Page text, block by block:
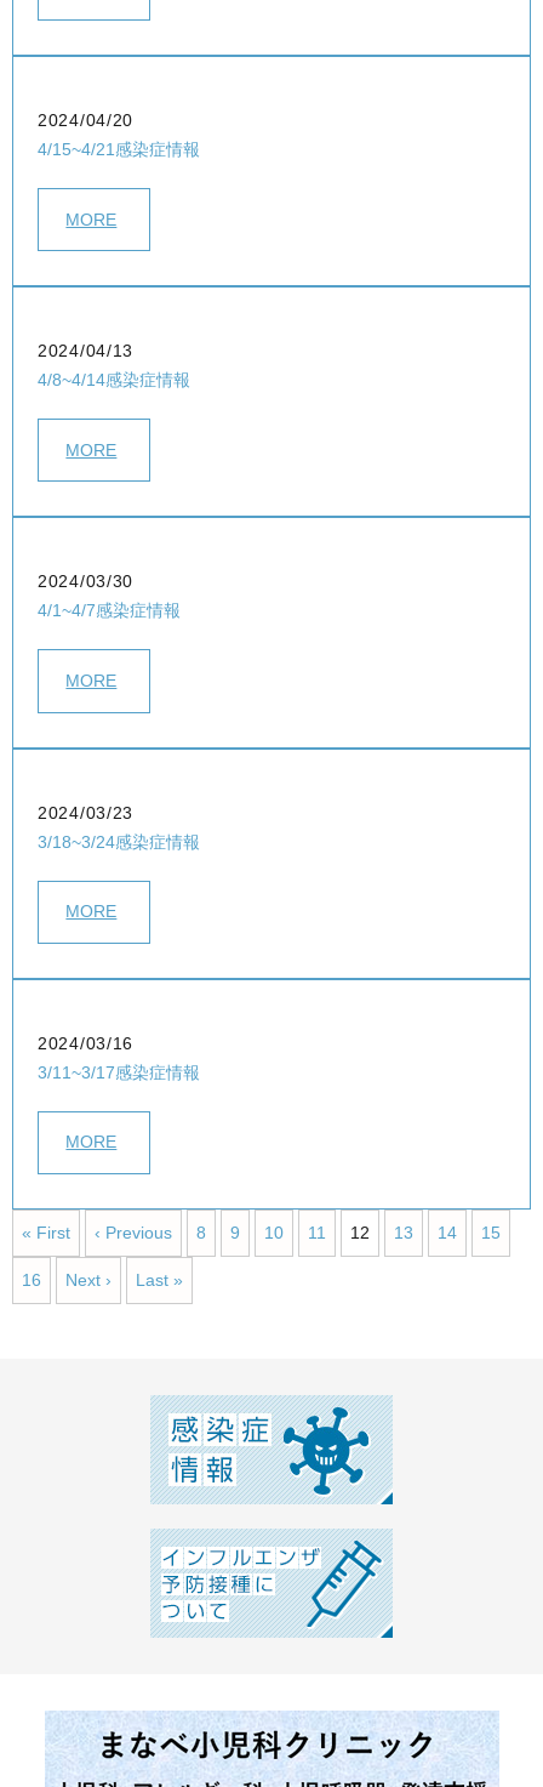
2024/04/20
4/15~4/21感染症情報
MORE
2024/04/13
4/8~4/14感染症情報
MORE
2024/03/30
4/1~4/7感染症情報
MORE
2024/03/23
3/18~3/24感染症情報
MORE
2024/03/16
3/11~3/17感染症情報
MORE
« First ‹ Previous 8 9 10 11 12 13 14 15
16 Next › Last »